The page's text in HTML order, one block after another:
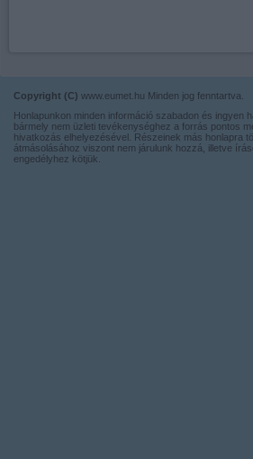
Copyright (C) www.eumet.hu Minden jog fenntartva.
Honlapunkon minden információ szabadon és ingyen
bármely nem üzleti tevékenységhez a forrás pontos
hivatkozás elhelyezésével. Részeinek más honlapra
átmásolásához viszont nem járulunk hozzá, illetve
engedélyhez kötjük.